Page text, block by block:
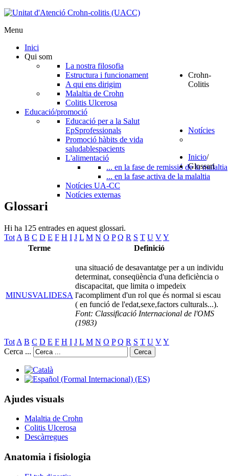
Menu
Inici
Qui som
La nostra filosofia
Estructura i funcionament
A qui ens dirigim
Crohn-
Colitis
Malaltia de Crohn
Colitis Ulcerosa
Educació/promoció
Educació per a la Salut
EpSprofessionals
Promoció hàbits de vida
saludablespacients
L'alimentació
... en la fase de remissió de la malaltia
... en la fase activa de la malaltia
Notícies
Notícies UA-CC
Notícies externas
Inicio/
Glossari
Glossari
Hi ha 125 entrades en aquest glossari.
Tot A B C D E F H I J L M N O P Q R S T U VY
Terme
Definició
MINUSVALIDESA
una situació de desavantatge per a un individu
determinat, conseqüència d'una deficiència o
discapacitat, que limita o impedeix
l'acompliment d'un rol que és normal si escau
( en funció de l'edat,sexe,factors culturals...).
Font: Classificació Internacional de l'OMS
(1983)
Tot A B C D E F H I J L M N O P Q R S T U VY
Cerca ...
Cerca
Ajudes visuals
Malaltia de Crohn
Colitis Ulcerosa
Descàrregues
Anatomia i fisiologia